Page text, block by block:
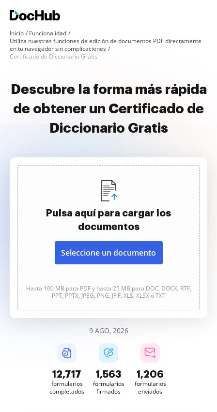
Inicio
Funcionalidad
Utiliza nuestras funciones de edición de documentos PDF directamente
en tu navegador sin complicaciones
Certificado de Diccionario Gratis
Descubre la forma más rápida
de obtener un Certificado de
Diccionario Gratis
Pulsa aquí para cargar los
documentos
Seleccione un documento
Hasta 100 MB para PDF y hasta 25 MB para DOC, DOCX, RTF,
PPT, PPTX, JPEG, PNG, JFIF, XLS, XLSX o TXT
9 AGO, 2026
12,718
formularios
completados
1,563
formularios
firmados
1,206
formularios
enviados